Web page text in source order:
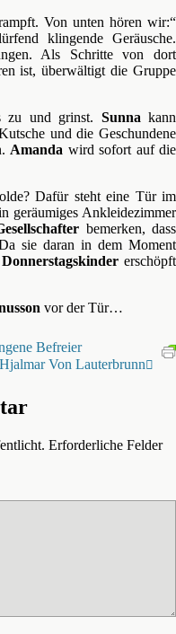
Von unten hören wir:“
klingende Geräusche.
Als Schritte von dort
ist, überwältigt die Gruppe
und grinst. Sunna kann
und die Geschundene
Amanda wird sofort auf die
Dafür steht eine Tür im
geräumiges Ankleidezimmer
bemerken, dass
sie daran in dem Moment
Donnerstagskinder erschöpft
vor der Tür…
Befreier
Von Lauterbrunn
Erforderliche Felder